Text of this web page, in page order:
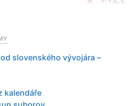
slovenského vývojára –
kalendáře